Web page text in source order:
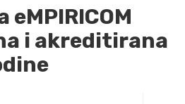
i akreditirana